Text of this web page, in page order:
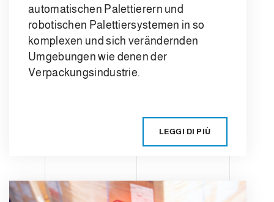
automatischen Palettierern und
robotischen Palettiersystemen in so
komplexen und sich verändernden
Umgebungen wie denen der
Verpackungsindustrie.
LEGGI DI PIÙ